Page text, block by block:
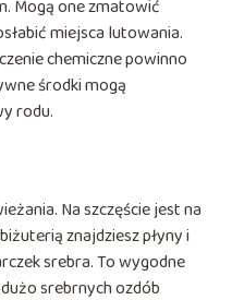
Mogą one zmatowić
miejsca lutowania.
chemiczne powinno
środki mogą
rodu.
Na szczęście jest na
znajdziesz płyny i
srebra. To wygodne
srebrnych ozdób